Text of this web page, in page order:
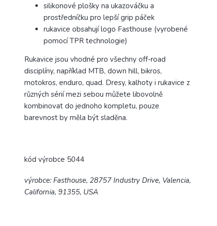
silikonové plošky na ukazováčku a
prostředníčku pro lepší grip páček
rukavice obsahují logo Fasthouse (vyrobené
pomocí TPR technologie)
Rukavice jsou vhodné pro všechny off-road
disciplíny, například MTB, down hill, bikros,
motokros, enduro, quad. Dresy, kalhoty i rukavice z
různých sérií mezi sebou můžete libovolně
kombinovat do jednoho kompletu, pouze
barevnost by měla být sladěna.
kód výrobce 5044
výrobce: Fasthouse, 28757 Industry Drive, Valencia,
California, 91355, USA